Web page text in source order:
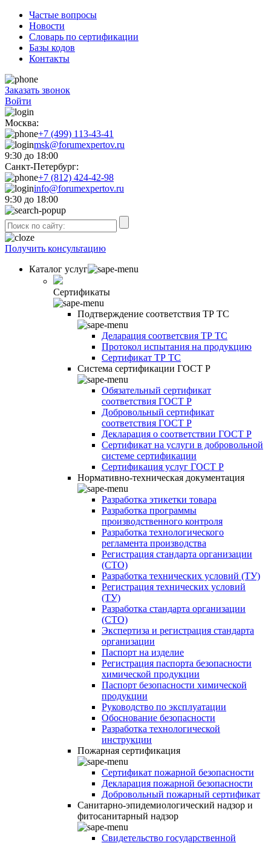
Частые вопросы
Новости
Словарь по сертификации
Базы кодов
Контакты
Заказать звонок
Войти
Москва:
+7 (499) 113-43-41
msk@forumexpertov.ru
9:30 до 18:00
Санкт-Петербург:
+7 (812) 424-42-98
info@forumexpertov.ru
9:30 до 18:00
Получить консультацию
Каталог услуг
Сертификаты
Подтверждение соответствия ТР ТС
Деларация соответсвия ТР ТС
Протокол испытания на продукцию
Сертификат ТР ТС
Система сертификации ГОСТ Р
Обязательный сертификат
соответствия ГОСТ Р
Добровольный сертификат
соответствия ГОСТ Р
Декларация о соответствии ГОСТ Р
Сертификат на услуги в добровольной
системе сертификации
Сертификация услуг ГОСТ Р
Нормативно-техническая документация
Разработка этикетки товара
Разработка программы
производственного контроля
Разработка технологического
регламента производства
Регистрация стандарта организации
(СТО)
Разработка технических условий (ТУ)
Регистрация технических условий
(ТУ)
Разработка стандарта организации
(СТО)
Экспертиза и регистрация стандарта
организации
Паспорт на изделие
Регистрация паспорта безопасности
химической продукции
Паспорт безопасности химической
продукции
Руководство по эксплуатации
Обоснование безопасности
Разработка технологической
инструкции
Пожарная сертификация
Сертификат пожарной безопасности
Декларация пожарной безопасности
Добровольный пожарный сертификат
Санитарно-эпидемиологический надзор и
фитосанитарный надзор
Свидетельство государственной